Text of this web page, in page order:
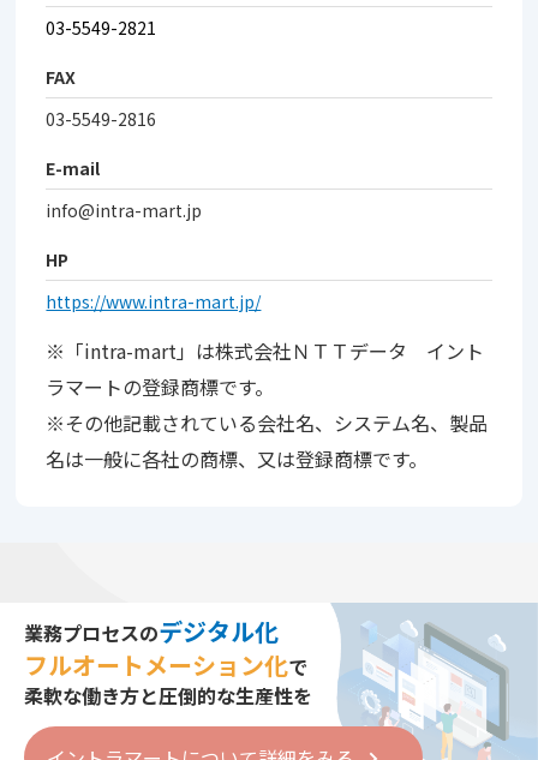
03-5549-2821
FAX
03-5549-2816
E-mail
info@intra-mart.jp
HP
https://www.intra-mart.jp/
※「intra-mart」は株式会社ＮＴＴデータ イント
ラマートの登録商標です。
※その他記載されている会社名、システム名、製品
名は一般に各社の商標、又は登録商標です。
業務プロセスのデジタル化
フルオートメーション化で
柔軟な働き方と圧倒的な生産性を